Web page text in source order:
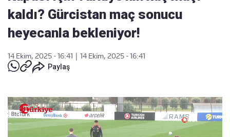
kaldı? Gürcistan maç sonucu
heyecanla bekleniyor!
14 Ekim, 2025 - 16:41
14 Ekim, 2025 - 16:41
Paylaş